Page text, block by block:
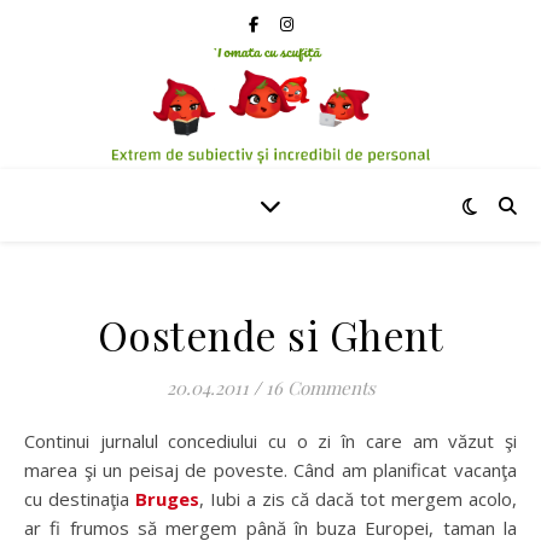
Oostende si Ghent
20.04.2011 / 16 Comments
Continui jurnalul concediului cu o zi în care am văzut şi
marea şi un peisaj de poveste. Când am planificat vacanţa
cu destinaţia Bruges, Iubi a zis că dacă tot mergem acolo,
ar fi frumos să mergem până în buza Europei, taman la